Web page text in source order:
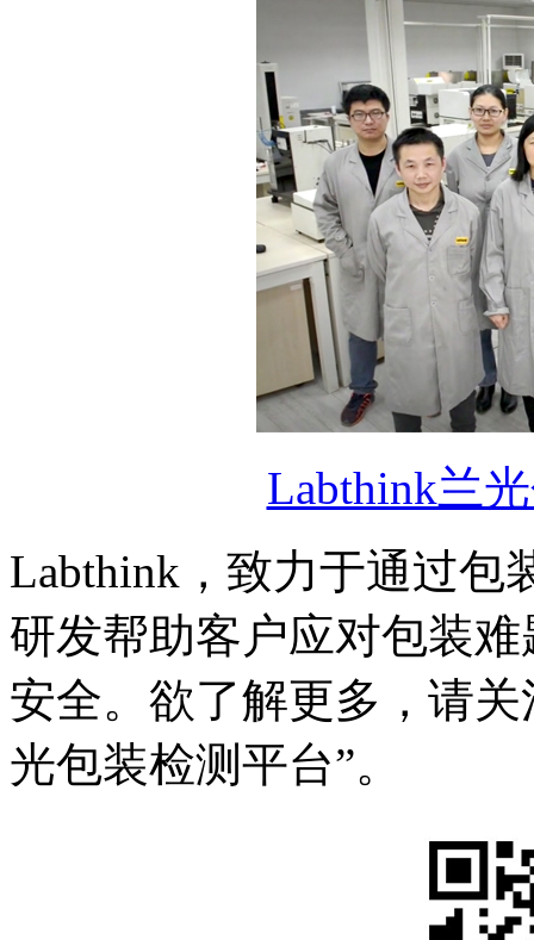
Labthink兰
Labthink，致力于通过包
研发帮助客户应对包装
安全。欲了解更多，请
光包装检测平台”。